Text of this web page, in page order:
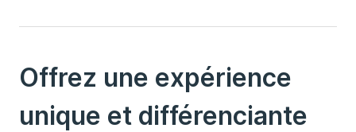
Offrez une expérience
unique et différenciante